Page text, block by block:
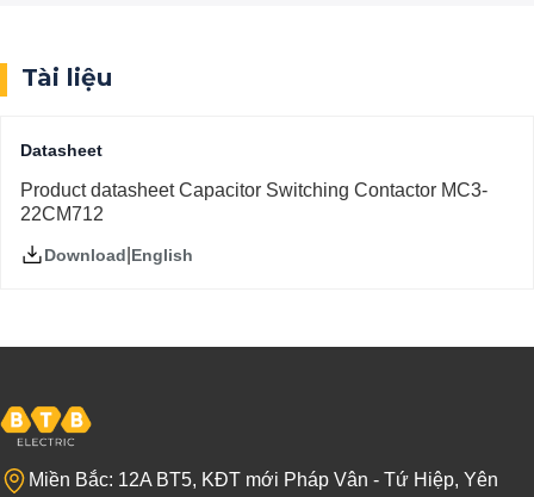
Tài liệu
Datasheet
Product datasheet Capacitor Switching Contactor MC3-
22CM712
Download English
Miền Bắc: 12A BT5, KĐT mới Pháp Vân - Tứ Hiệp, Yên